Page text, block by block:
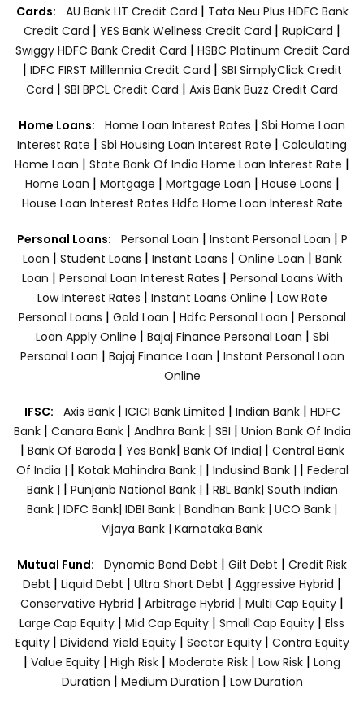
Cards: AU Bank LIT Credit Card | Tata Neu Plus HDFC Bank
Credit Card | YES Bank Wellness Credit Card | RupiCard |
Swiggy HDFC Bank Credit Card | HSBC Platinum Credit Card
| IDFC FIRST Milllennia Credit Card | SBI SimplyClick Credit
Card | SBI BPCL Credit Card | Axis Bank Buzz Credit Card
Home Loans: Home Loan Interest Rates | Sbi Home Loan
Interest Rate | Sbi Housing Loan Interest Rate | Calculating
Home Loan | State Bank Of India Home Loan Interest Rate |
Home Loan | Mortgage | Mortgage Loan | House Loans |
House Loan Interest Rates Hdfc Home Loan Interest Rate
Personal Loans: Personal Loan | Instant Personal Loan | P
Loan | Student Loans | Instant Loans | Online Loan | Bank
Loan | Personal Loan Interest Rates | Personal Loans With
Low Interest Rates | Instant Loans Online | Low Rate
Personal Loans | Gold Loan | Hdfc Personal Loan | Personal
Loan Apply Online | Bajaj Finance Personal Loan | Sbi
Personal Loan | Bajaj Finance Loan | Instant Personal Loan
Online
IFSC: Axis Bank | ICICI Bank Limited | Indian Bank | HDFC
Bank| Canara Bank | Andhra Bank| SBI | Union Bank Of India
| Bank Of Baroda | Yes Bank| Bank Of India| | Central Bank
Of India | | Kotak Mahindra Bank | | Indusind Bank | | Federal
Bank | | Punjanb National Bank | | RBL Bank| South Indian
Bank | IDFC Bank| IDBI Bank | Bandhan Bank | UCO Bank |
Vijaya Bank | Karnataka Bank
Mutual Fund: Dynamic Bond Debt | Gilt Debt | Credit Risk
Debt | Liquid Debt | Ultra Short Debt | Aggressive Hybrid |
Conservative Hybrid | Arbitrage Hybrid | Multi Cap Equity |
Large Cap Equity | Mid Cap Equity | Small Cap Equity | Elss
Equity| Dividend Yield Equity| Sector Equity | Contra Equity
| Value Equity | High Risk | Moderate Risk | Low Risk | Long
Duration | Medium Duration | Low Duration